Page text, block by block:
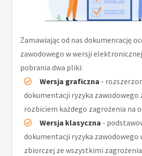
Zamawiając od nas dokumenrację
zawodowego w wersji
pobrania dwa pliki:
Wersja graficzna -
dokumentacji ryzyka zawodowego
rozbiciem każdego zagrożenia na
Wersja klasyczna -
dokumentacji ryzyka
zbiorczej ze wszystkimi